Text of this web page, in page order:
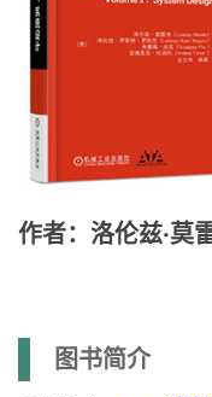
作者：洛伦兹·莫
图书简介